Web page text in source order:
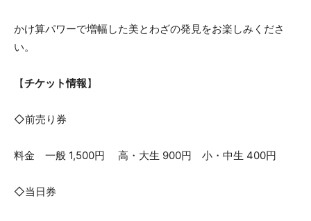
かけ算パワーで増幅した美とわざの発見をお楽しみくださ
い。
【チケット情報】
◇前売り券
料金 一般 1,500円 高・大生 900円 小・中生 400円
◇当日券